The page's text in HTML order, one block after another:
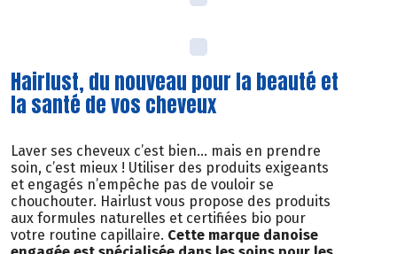
Hairlust, du nouveau pour la beauté et
la santé de vos cheveux
Laver ses cheveux c’est bien… mais en prendre
soin, c’est mieux ! Utiliser des produits exigeants
et engagés n’empêche pas de vouloir se
chouchouter. Hairlust vous propose des produits
aux formules naturelles et certifiées bio pour
votre routine capillaire. Cette marque danoise